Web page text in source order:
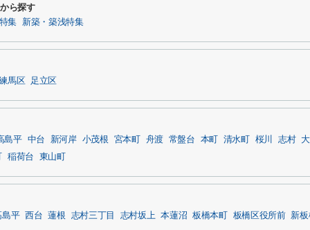
ら探す
集 新築・築浅特集
馬区 足立区
島平 中台 新河岸 小茂根 宮本町 舟渡 常盤台 本町 清水町 桜川 志村
稲荷台 東山町
島平 西台 蓮根 志村三丁目 志村坂上 本蓮沼 板橋本町 板橋区役所前 新板